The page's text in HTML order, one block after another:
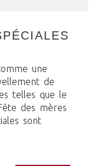
une
de
telles que le
des mères
sont